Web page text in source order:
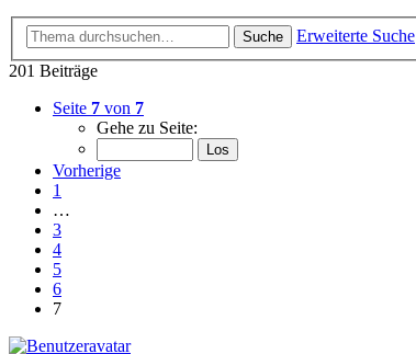
Suche
Erweiterte Suche
201 Beiträge
Seite 7 von 7
Gehe zu Seite:
Vorherige
1
…
3
4
5
6
7